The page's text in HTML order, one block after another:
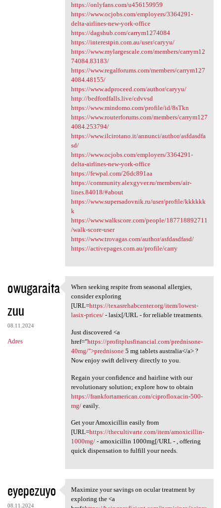
https://onlyfans.com/u456159959
https://www.ocjobs.com/employers/3364291-
delta-airlines-new-york-office
https://dagshub.com/carrym1274084
https://interestpin.com.au/user/caryyu/
https://www.mylargescale.com/members/carrym12
74084.83183/
https://www.regalforums.com/members/carrym127
4084.48155/
https://www.adproceed.com/author/caryyu/
http://bedfordfalls.live/cdvvsd
https://www.mindomo.com/profile/id/8sTkn
https://www.routerforums.com/members/carrym127
4084.253794/
https://www.ilcirotano.it/annunci/author/asfdasdfa
sd/
https://www.ocjobs.com/employers/3364291-
delta-airlines-new-york-office
https://fewpal.com/26dc891aa
https://community.alexgyver.ru/members/air-
lines.84018/#about
https://www.supersadovnik.ru/user/profile/kkkkkk
k
https://www.walkscore.com/people/187718892711
/walk-score-user
https://www.trovagas.com/author/asfdasdfasd/
https://activepages.com.au/profile/carry
owugaraita
zuu
08.11.2024
Adres
When seeking respite from
When seeking respite from seasonal allergies,
consider exploring
[URL=https://texasrehabcenter.org/item/lowest-
lasix-prices/- lasix[/URL - for reliable treatments.
Just discovered <a
href="https://profitplusfinancial.com/prednisone-
40mg/">prednisone5 mg tablets australia</a> ?
Now enjoy swift delivery directly to you.
Regain your confidence and hairline with our
revolutionary solution; explore how to obtain
https://frankfortamerican.com/ciprofloxacin-500-
mg/easily.
Get your Amoxicillin easily from
[URL=https://thecultivarte.com/item/amoxicillin-
1000mg/- amoxicillin 1000mg[/URL - , offering
quick dispensation to fulfill your needs.
eyepezuyo
08.11.2024
Maximize your savings on
Maximize your savings on ocular treatment by
exploring the <a